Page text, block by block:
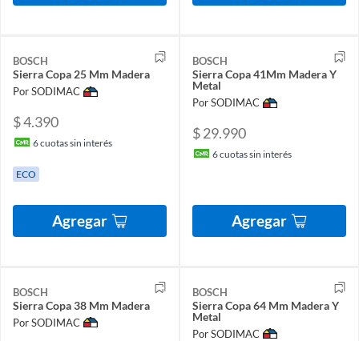
BOSCH
Sierra Copa 25 Mm Madera
Por SODIMAC
$ 4.390
6cuotas sin interés
ECO
Agregar
BOSCH
Sierra Copa 41Mm Madera Y
Metal
Por SODIMAC
$ 29.990
6cuotas sin interés
Agregar
BOSCH
Sierra Copa 38 Mm Madera
Por SODIMAC
BOSCH
Sierra Copa 64 Mm Madera Y
Metal
Por SODIMAC